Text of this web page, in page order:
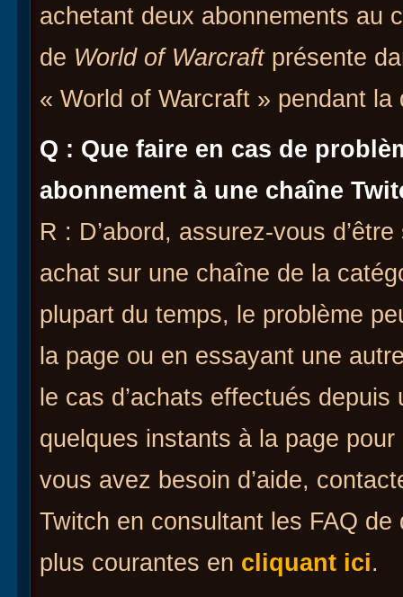
achetant deux abonnements au
de World of Warcraftprésente
« World of Warcraft » pendant
Q : Que faire en cas de
abonnement à une chaîne
R : D’abord, assurez-vous
achat sur une chaîne de la
plupart du temps, le problème
la page ou en essayant une
le cas d’achats effectués
quelques instants à la page
vous avez besoin d’aide,
Twitch en consultant les FAQ
plus courantes en cliquant ici.